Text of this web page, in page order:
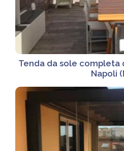
Tenda da sole completa
Napoli